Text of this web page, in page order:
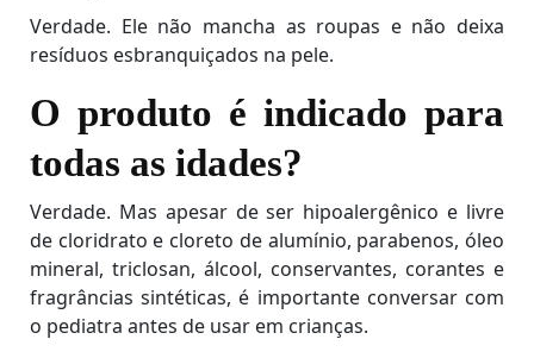
Verdade. Ele não mancha as roupas e não deixa
resíduos esbranquiçados na pele.
O produto é indicado para
todas as idades?
Verdade. Mas apesar de ser hipoalergênico e livre
de cloridrato e cloreto de alumínio, parabenos, óleo
mineral, triclosan, álcool, conservantes, corantes e
fragrâncias sintéticas, é importante conversar com
o pediatra antes de usar em crianças.